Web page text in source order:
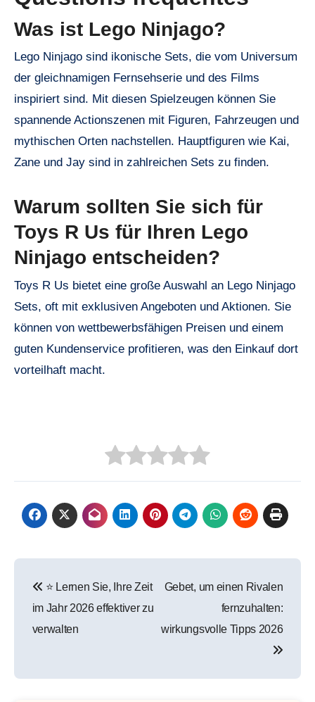
Was ist Lego Ninjago?
Lego Ninjago sind ikonische Sets, die vom Universum
der gleichnamigen Fernsehserie und des Films
inspiriert sind. Mit diesen Spielzeugen können Sie
spannende Actionszenen mit Figuren, Fahrzeugen und
mythischen Orten nachstellen. Hauptfiguren wie Kai,
Zane und Jay sind in zahlreichen Sets zu finden.
Warum sollten Sie sich für
Toys R Us für Ihren Lego
Ninjago entscheiden?
Toys R Us bietet eine große Auswahl an Lego Ninjago
Sets, oft mit exklusiven Angeboten und Aktionen. Sie
können von wettbewerbsfähigen Preisen und einem
guten Kundenservice profitieren, was den Einkauf dort
vorteilhaft macht.
⭐ Lernen Sie, Ihre Zeit
im Jahr 2026 effektiver zu
verwalten
Gebet, um einen Rivalen
fernzuhalten:
wirkungsvolle Tipps 2026